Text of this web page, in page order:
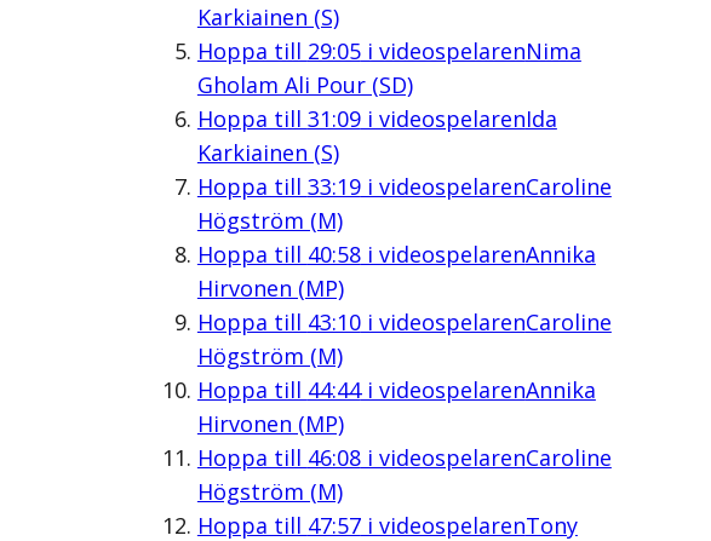
Karkiainen (S)
Hoppa till 29:05i videospelarenNima
Gholam Ali Pour (SD)
Hoppa till 31:09i videospelarenIda
Karkiainen (S)
Hoppa till 33:19i videospelarenCaroline
Högström (M)
Hoppa till 40:58i videospelarenAnnika
Hirvonen (MP)
Hoppa till 43:10i videospelarenCaroline
Högström (M)
Hoppa till 44:44i videospelarenAnnika
Hirvonen (MP)
Hoppa till 46:08i videospelarenCaroline
Högström (M)
Hoppa till 47:57i videospelarenTony